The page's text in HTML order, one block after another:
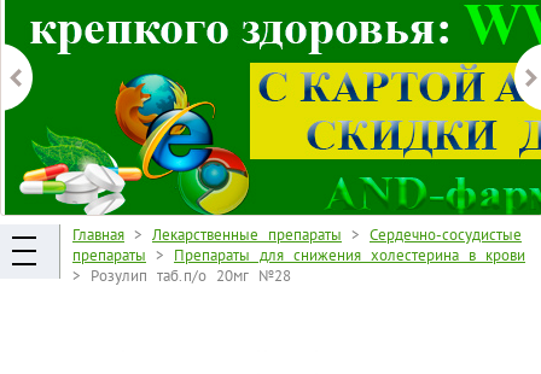
Главная > Лекарственные препараты > Сердечно-сосудистые
препараты > Препараты для снижения холестерина в крови
> Розулип таб.п/о 20мг №28